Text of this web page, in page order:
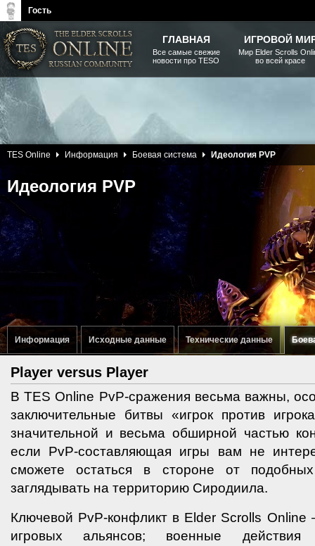
13 Февраля 2013
Информация Исходные данные Технические данные
Идеология PVP
TES Online Информация Боевая система Идеология PVP
Player versus Player
В TES Online PvP-сражения весьма важны,
заключительные битвы «игрок против
значительной и весьма обширной частью
если PvP-составляющая игры вам не
сможете остаться в стороне от
заглядывать на территорию Сиродиила.
Ключевой PvP-конфликт в Elder Scrolls Online
игровых альянсов; военные действия
The Elder Scrolls, Fallout,
Bethesda Softworks - статьи,
новости, дополнения
ГЛАВНАЯ
Все самые свежие
новости про TESO
ИГРОВОЙ
Мир Elder Scrolls
во всей красе
Гость